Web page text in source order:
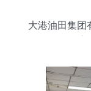
大港油田集团